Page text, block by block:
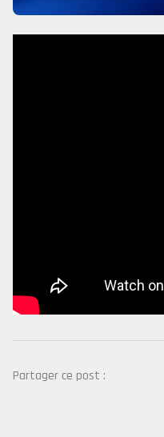
Partager ce post :